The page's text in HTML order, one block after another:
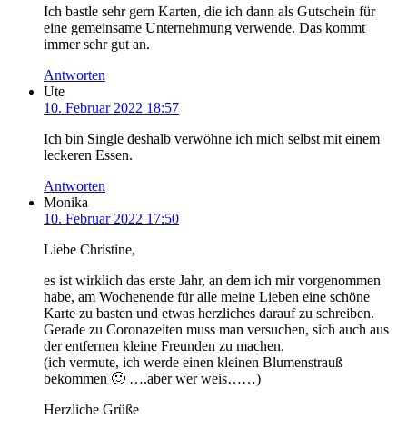
Ich bastle sehr gern Karten, die ich dann als Gutschein für
eine gemeinsame Unternehmung verwende. Das kommt
immer sehr gut an.
Antworten
Ute
10. Februar 2022 18:57
Ich bin Single deshalb verwöhne ich mich selbst mit einem
leckeren Essen.
Antworten
Monika
10. Februar 2022 17:50
Liebe Christine,
es ist wirklich das erste Jahr, an dem ich mir vorgenommen
habe, am Wochenende für alle meine Lieben eine schöne
Karte zu basten und etwas herzliches darauf zu schreiben.
Gerade zu Coronazeiten muss man versuchen, sich auch aus
der entfernen kleine Freunden zu machen.
(ich vermute, ich werde einen kleinen Blumenstrauß
bekommen 🙂 ….aber wer weis……)
Herzliche Grüße